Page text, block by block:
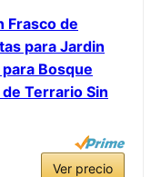
Frasco de
para Jardin
Bosque
Terrario Sin
Ver precio